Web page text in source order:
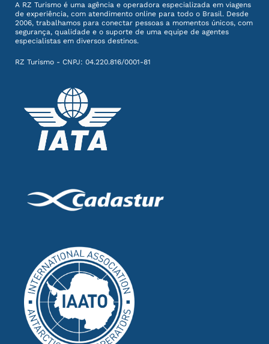
A RZ Turismo é uma agência e operadora especializada em viagens
de experiência, com atendimento online para todo o Brasil. Desde
2006, trabalhamos para conectar pessoas a momentos únicos, com
segurança, qualidade e o suporte de uma equipe de agentes
especialistas em diversos destinos.
RZ Turismo - CNPJ: 04.220.816/0001-81